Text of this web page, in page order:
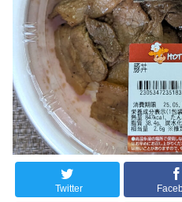
Twitter